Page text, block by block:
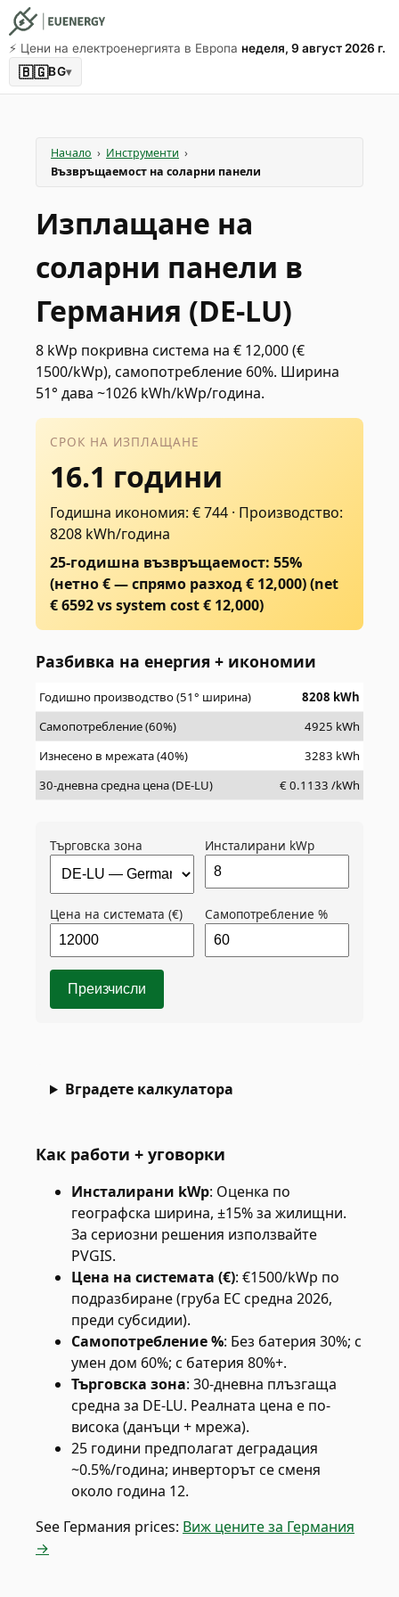
⚡️ Цени на електроенергията в Европа неделя, 9 август 2026 г.
🇧🇬BG▾
Начало › Инструменти ›
Възвръщаемост на соларни панели
Изплащане на
соларни панели в
Германия (DE-LU)
8 kWp покривна система на € 12,000 (€
1500/kWp), самопотребление 60%. Ширина
51° дава ~1026 kWh/kWp/година.
СРОК НА ИЗПЛАЩАНЕ
16.1 години
Годишна икономия: € 744 · Производство:
8208 kWh/година
25-годишна възвръщаемост: 55%
(нетно € — спрямо разход € 12,000)(net
€6592vs system cost € 12,000)
Разбивка на енергия + икономии
Годишно производство (51° ширина) 8208 kWh
Самопотребление (60%)
4925 kWh
Изнесено в мрежата (40%)
3283 kWh
30-дневна средна цена (DE-LU)
€ 0.1133 /kWh
Търговска зона Инсталирани kWp
Цена на системата (€) Самопотребление %
Преизчисли
Вградете калкулатора
Как работи + уговорки
Инсталирани kWp: Оценка по
географска ширина, ±15% за жилищни.
За сериозни решения използвайте
PVGIS.
Цена на системата (€): €1500/kWp по
подразбиране (груба ЕС средна 2026,
преди субсидии).
Самопотребление %: Без батерия 30%; с
умен дом 60%; с батерия 80%+.
Търговска зона: 30-дневна плъзгаща
средна за DE-LU. Реалната цена е по-
висока (данъци + мрежа).
25 години предполагат деградация
~0.5%/година; инверторът се сменя
около година 12.
See Германия prices: Виж цените за Германия
→